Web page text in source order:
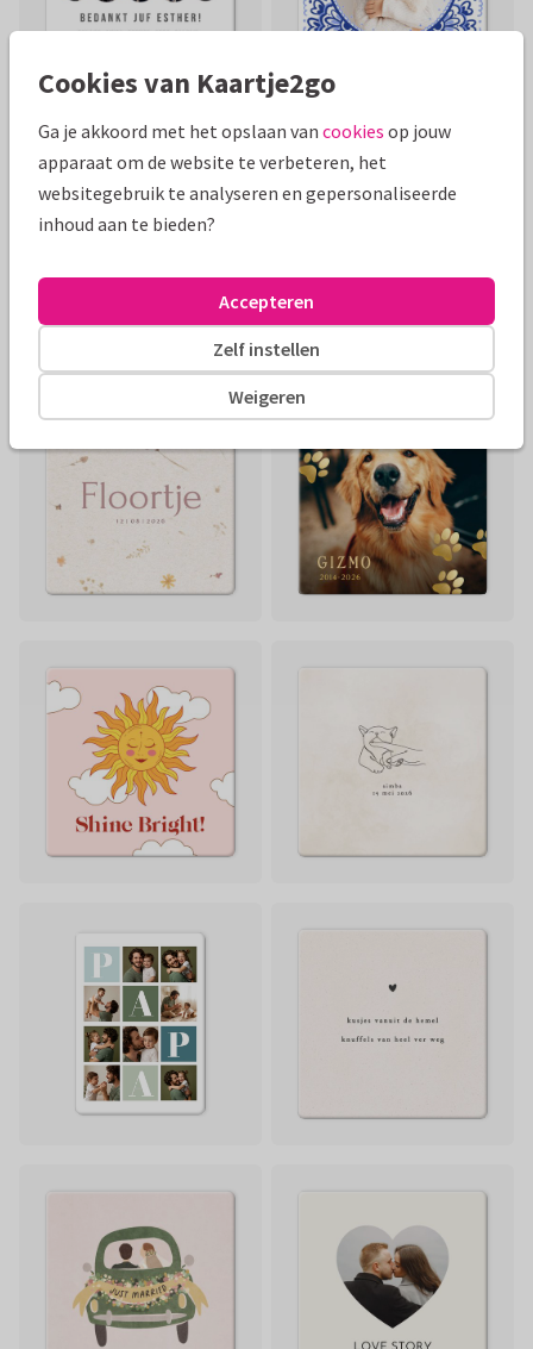
Cookies van Kaartje2go
Ga je akkoord met het opslaan van cookies op jouw
apparaat om de website te verbeteren, het
websitegebruik te analyseren en gepersonaliseerde
inhoud aan te bieden?
Weigeren
Zelf instellen
Accepteren